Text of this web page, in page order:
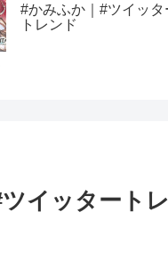
#かみふか｜#ツイッタ
トレンド
イッタート